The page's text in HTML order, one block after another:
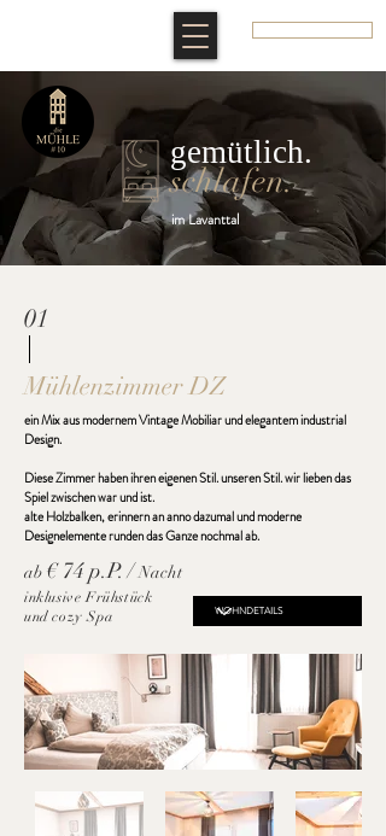
gemütlich.
schlafen.
im Lavanttal
01
Mühlenzimmer DZ
ein Mix aus modernem Vintage Mobiliar und elegantem industrial
Design.
Diese Zimmer haben ihren eigenen Stil. unseren Stil. wir lieben das
Spiel zwischen war und ist.
alte Holzbalken, erinnern an anno dazumal und moderne
Designelemente runden das Ganze nochmal ab.
ab € 74 p.P. /Nacht
inklusive Frühstück
und cozy Spa